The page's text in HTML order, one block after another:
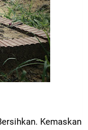
Kemaskan